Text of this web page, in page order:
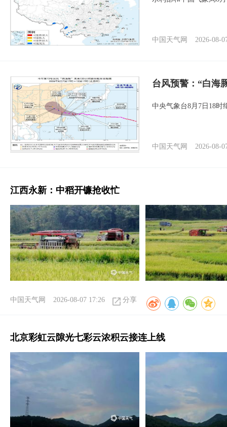
中国天气网 2026-08-
台风预警：“白海
中央气象台8月7日18时
中国天气网 2026-08-
江西永新：中稻开镰抢收忙
中国天气网 2026-08-07 17:26 分享
北京彩虹云隙光七彩云浓积云接连上线